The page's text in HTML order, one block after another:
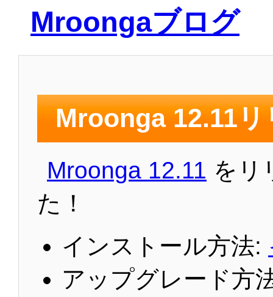
Mroongaブログ
Mroonga 12.11リ
Mroonga 12.11 をリ
た！
インストール方法:
アップグレード方